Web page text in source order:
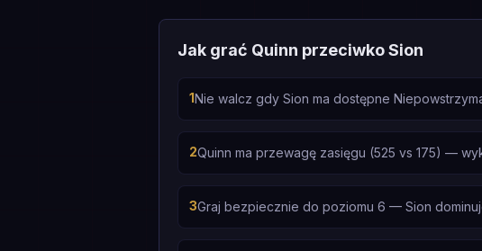
Jak grać Quinn przeciwko Sion
1Nie walcz gdy Sion ma dostępne
2Quinn ma przewagę zasięgu (525 vs 175) —
3Graj bezpiecznie do poziomu 6 — Sion